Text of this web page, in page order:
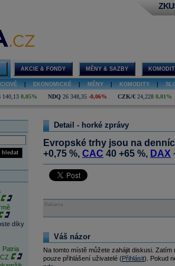
AKCIE & FONDY MĚNY & SAZBY
EKONOMICKÉ MĚNY KOMODITY
140,13 0,05% NDQ 26 348,35 -0,06% CZK/€ 24,228 0,01%
hledat
díky
Patria
Detail - horké zprávy
Evropské trhy jsou na
+0,75 %, CAC 40 +65 %, DAX
Reklama
Váš názor
Na tomto místě můžete zahájit diskusi.
pouze přihlášení uživatelé (Přihlásit). Pokud